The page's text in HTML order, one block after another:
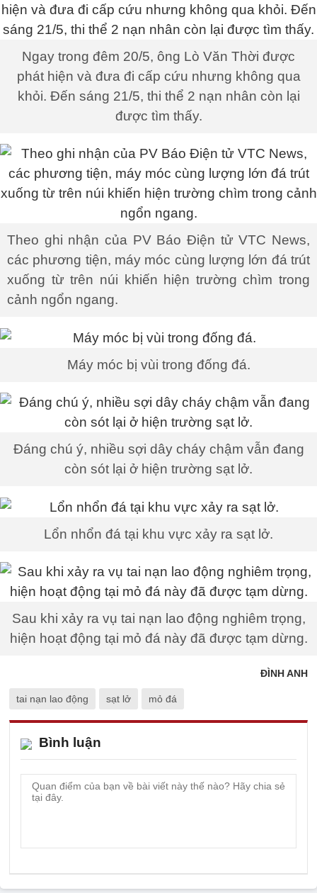
Ngay trong đêm 20/5, ông Lò Văn Thời được
phát hiện và đưa đi cấp cứu nhưng không qua
khỏi. Đến sáng 21/5, thi thể 2 nạn nhân còn lại
được tìm thấy.
Theo ghi nhận của PV Báo Điện tử VTC News,
các phương tiện, máy móc cùng lượng lớn đá trút
xuống từ trên núi khiến hiện trường chìm trong
cảnh ngổn ngang.
Máy móc bị vùi trong đống đá.
Đáng chú ý, nhiều sợi dây cháy chậm vẫn đang
còn sót lại ở hiện trường sạt lở.
Lổn nhổn đá tại khu vực xảy ra sạt lở.
Sau khi xảy ra vụ tai nạn lao động nghiêm trọng,
hiện hoạt động tại mỏ đá này đã được tạm dừng.
ĐÌNH ANH
tai nạn lao động sạt lở mỏ đá
Bình luận